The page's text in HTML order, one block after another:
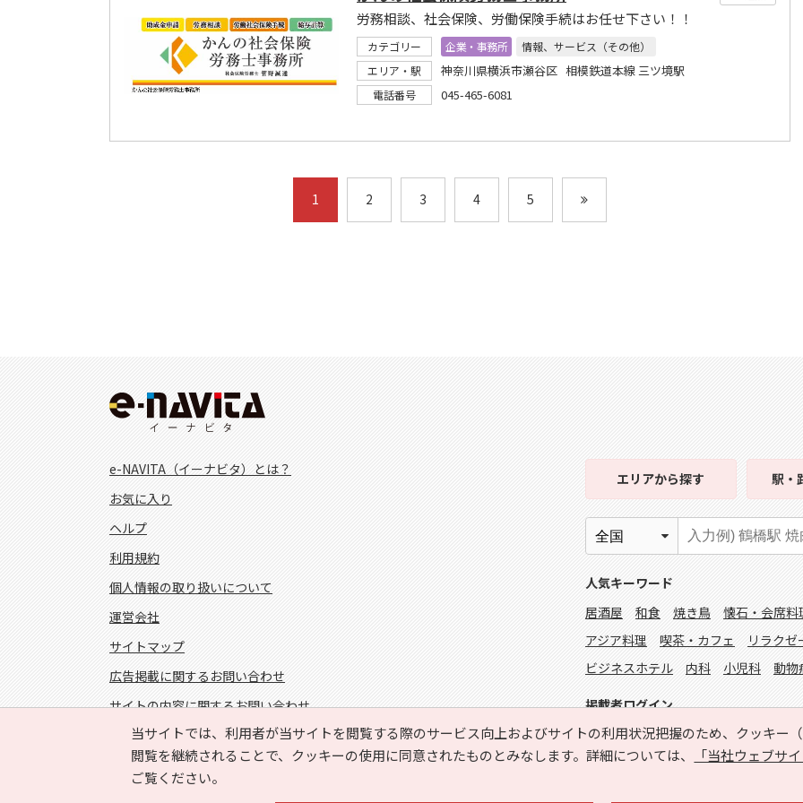
労務相談、社会保険、労働保険手続はお任せ下さい！！
カテゴリー 企業・事務所
情報、サービス（その他）
エリア・駅
神奈川県横浜市瀬谷区 相模鉄道本線 三ツ境駅
電話番号 045-465-6081
1 2 3 4 5
当サイトでは、利用者が当サイトを閲覧する際のサービス向上およびサイトの利用状況把握のため、クッキー
閲覧を継続されることで、クッキーの使用に同意されたものとみなします。詳細については、
「当社ウェブサ
ご覧ください。
e-NAVITA（イーナビタ）とは？
お気に入り
ヘルプ
利用規約
個人情報の取り扱いについて
運営会社
サイトマップ
広告掲載に関するお問い合わせ
サイトの内容に関するお問い合わせ
エリアから探す 駅・
人気キーワード
居酒屋
和食 焼き鳥 懐石・会席料
アジア料理
喫茶・カフェ リラクゼ
ビジネスホテル
内科 小児科 動物
掲載者ログイン
FOLLOW US!